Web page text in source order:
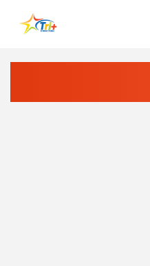
Button used only for